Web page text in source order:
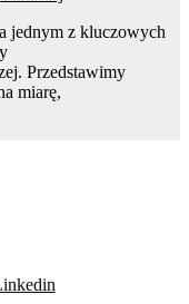
jednym z kluczowych
Przedstawimy
miarę,